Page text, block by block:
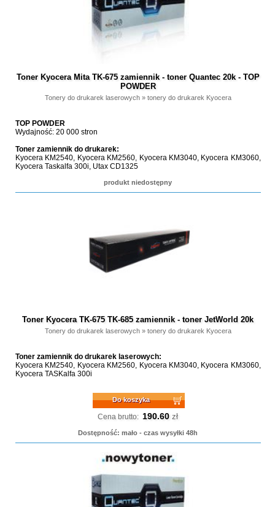
Toner Kyocera Mita TK-675 zamiennik - toner Quantec 20k - TOP
POWDER
Tonery do drukarek laserowych» tonery do drukarek Kyocera
TOP POWDER
Wydajność: 20 000 stron
Toner zamiennik do drukarek:
Kyocera KM2540, Kyocera KM2560, Kyocera KM3040, Kyocera KM3060,
Kyocera Taskalfa 300i, Utax CD1325
produkt niedostępny
Toner Kyocera TK-675 TK-685 zamiennik - toner JetWorld 20k
Tonery do drukarek laserowych» tonery do drukarek Kyocera
Toner zamiennik do drukarek laserowych:
Kyocera KM2540, Kyocera KM2560, Kyocera KM3040, Kyocera KM3060,
Kyocera TASKalfa 300i
Do koszyka
Cena brutto: 190.60 zł
Dostępność: mało - czas wysyłki 48h